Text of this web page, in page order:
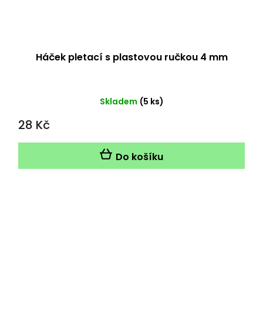
Háček pletací s plastovou ručkou 4 mm
Skladem (5 ks)
28 Kč
Do košíku